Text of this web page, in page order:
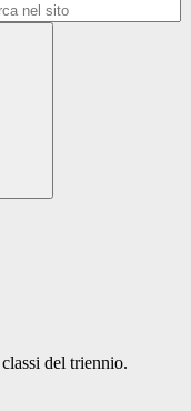
del triennio.